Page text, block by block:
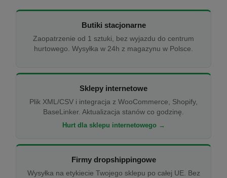
Butiki stacjonarne
Zaopatrzenie od 1 sztuki, bez wyjazdu do centrum
hurtowego. Wysyłka w 24h z magazynu w Polsce.
Sklepy internetowe
Plik XML/CSV i integracja z WooCommerce, Shopify,
BaseLinker. Aktualizacja stanów co godzinę.
Hurt dla sklepu internetowego →
Firmy dropshippingowe
Wysyłka na etykiecie Twojego sklepu po całej UE. Bez